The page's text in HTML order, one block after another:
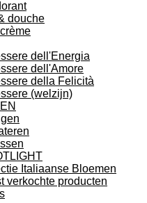
douche
dell'Energia
dell'Amore
della Felicità
(welzijn)
Italiaanse Bloemen
verkochte producten